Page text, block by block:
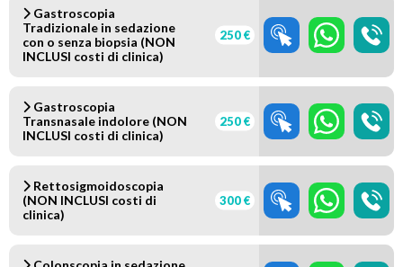
Gastroscopia
Tradizionale in sedazione
con o senza biopsia (NON
INCLUSI costi di clinica)
250 €
Gastroscopia
Transnasale indolore (NON
INCLUSI costi di clinica)
250 €
Rettosigmoidoscopia
(NON INCLUSI costi di
clinica)
300 €